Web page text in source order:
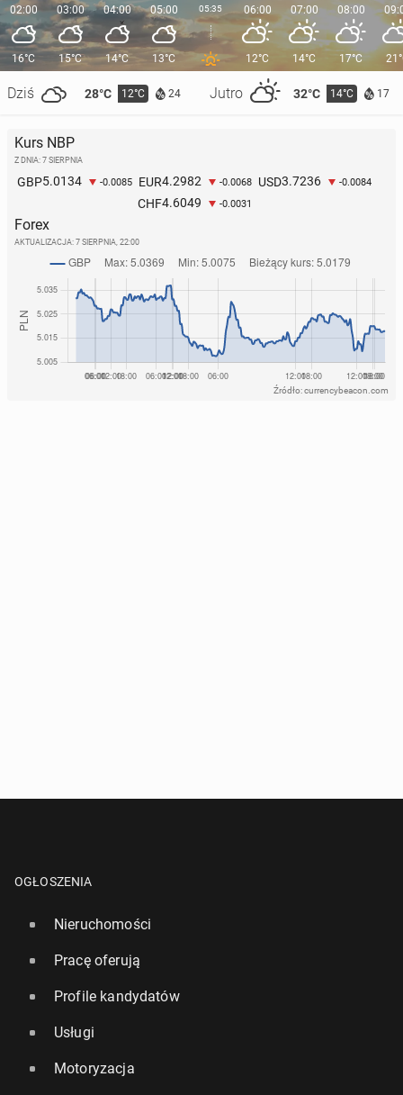
02:00
16°C
Dziś 28°C 12°C 24 Jutro 32°C 14°C 17
03:00
15°C
04:00
14°C
05:00
13°C
05:35 06:00
12°C
07:00
14°C
08:00
17°C
Kurs NBP
Z DNIA: 7 SIERPNIA
GBP5.0134 -0.0085 EUR4.2982 -0.0068 USD3.7236 -0.0084
CHF4.6049 -0.0031
Forex
AKTUALIZACJA: 7 SIERPNIA, 22:00
Źródło: currencybeacon.com
OGŁOSZENIA
Nieruchomości
Pracę oferują
Profile kandydatów
Usługi
Motoryzacja